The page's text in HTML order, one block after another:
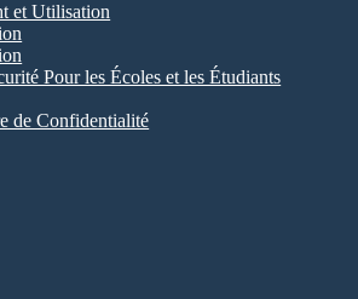
et Utilisation
Pour les Écoles et les Étudiants
de Confidentialité